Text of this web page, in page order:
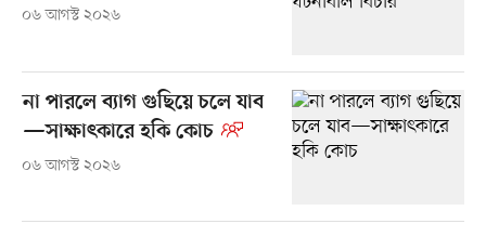
০৬ আগস্ট ২০২৬
না পারলে ব্যাগ গুছিয়ে চলে যাব
—সাক্ষাৎকারে হকি কোচ
০৬ আগস্ট ২০২৬